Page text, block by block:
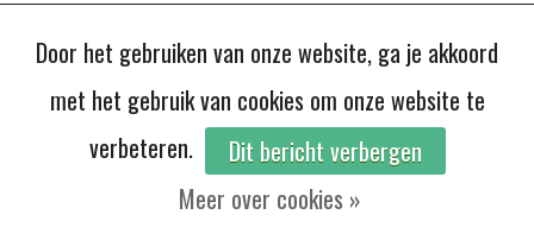
Door het gebruiken van onze website, ga je akkoord
met het gebruik van cookies om onze website te
verbeteren.
Dit bericht verbergen
Meer over cookies »